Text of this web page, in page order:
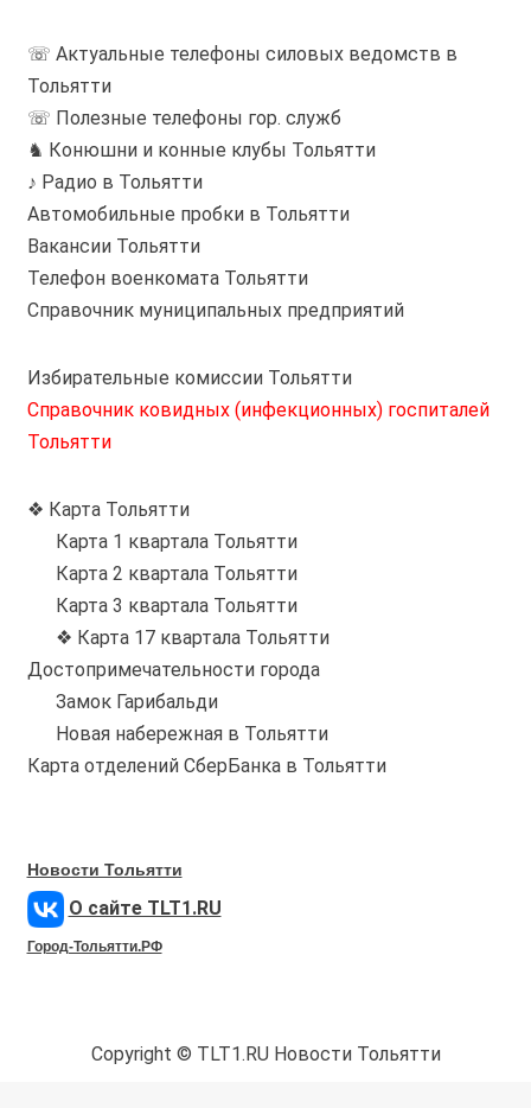
☏ Актуальные телефоны силовых ведомств в
Тольятти
☏ Полезные телефоны гор. служб
♞ Конюшни и конные клубы Тольятти
♪ Радио в Тольятти
Автомобильные пробки в Тольятти
Вакансии Тольятти
Телефон военкомата Тольятти
Справочник муниципальных предприятий
Избирательные комиссии Тольятти
Справочник ковидных (инфекционных) госпиталей
Тольятти
❖ Карта Тольятти
Карта 1 квартала Тольятти
Карта 2 квартала Тольятти
Карта 3 квартала Тольятти
❖ Карта 17 квартала Тольятти
Достопримечательности города
Замок Гарибальди
Новая набережная в Тольятти
Карта отделений СберБанка в Тольятти
Новости Тольятти
О сайте TLT1.RU
Город-Тольятти.РФ
Copyright © TLT1.RU Новости Тольятти